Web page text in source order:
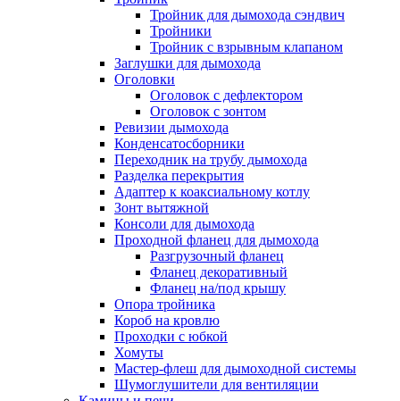
Тройник для дымохода сэндвич
Тройники
Тройник с взрывным клапаном
Заглушки для дымохода
Оголовки
Оголовок с дефлектором
Оголовок с зонтом
Ревизии дымохода
Конденсатосборники
Переходник на трубу дымохода
Разделка перекрытия
Адаптер к коаксиальному котлу
Зонт вытяжной
Консоли для дымохода
Проходной фланец для дымохода
Разгрузочный фланец
Фланец декоративный
Фланец на/под крышу
Опора тройника
Короб на кровлю
Проходки с юбкой
Хомуты
Мастер-флеш для дымоходной системы
Шумоглушители для вентиляции